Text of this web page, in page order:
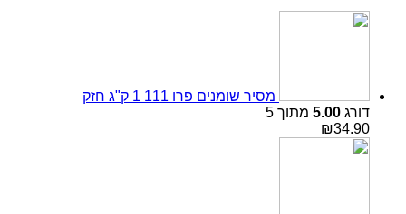
מסיר שומנים פרו 111 1 ק"ג חזק
דורג 5.00 מתוך 5
₪34.90